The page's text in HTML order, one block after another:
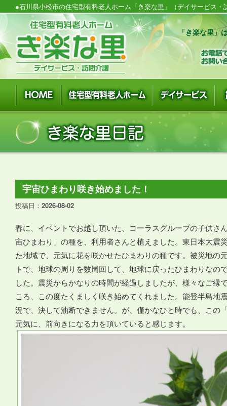
●石川県小松市の住宅型有料老人ホーム「き楽な里」（デイサービス
「き楽な里」
宇宙ひまわり咲き始めました！
投稿日： 2026-08-02
春に、イベントでお越し頂いた、コーラスグループの子供さ
宙ひまわり」の種を、利用者さんと植えました。東日本大震
た地域で、元気に花を咲かせたひまわりの種です。被災地の
トで、地球の周りを数周回して、地球に戻ったひまわりなの
した。震災からかなりの時間が経過しましたが、様々なご縁
ころ、この度たくましく咲き始めてくれました。能登半島地
況で、決して油断できません。が、僅かなひと時でも、この
元気に、前向きになる力を頂いていると感じます。